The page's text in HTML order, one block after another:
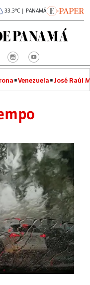
33.3°C | PANAMÁ
Venezuela José Raúl